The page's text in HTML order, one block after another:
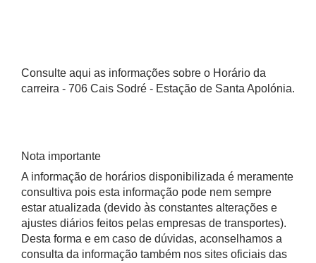
Consulte aqui as informações sobre o Horário da
carreira - 706 Cais Sodré - Estação de Santa Apolónia.
Nota importante
A informação de horários disponibilizada é meramente
consultiva pois esta informação pode nem sempre
estar atualizada (devido às constantes alterações e
ajustes diários feitos pelas empresas de transportes).
Desta forma e em caso de dúvidas, aconselhamos a
consulta da informação também nos sites oficiais das